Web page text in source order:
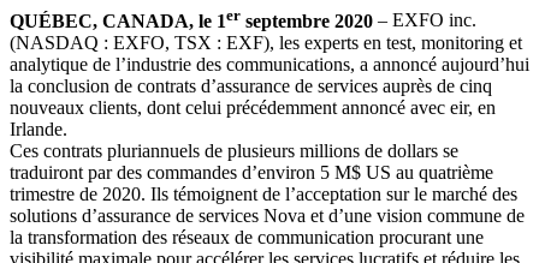
Fournisseurs
QUÉBEC, CANADA, le 1er septembre 2020 – EXFO inc.
(NASDAQ : EXFO, TSX : EXF), les experts en test, monitoring et
analytique de l’industrie des communications, a annoncé aujourd’hui
la conclusion de contrats d’assurance de services auprès de cinq
nouveaux clients, dont celui précédemment annoncé avec eir, en
Irlande.
Ces contrats pluriannuels de plusieurs millions de dollars se
traduiront par des commandes d’environ 5 M$ US au quatrième
trimestre de 2020. Ils témoignent de l’acceptation sur le marché des
solutions d’assurance de services Nova et d’une vision commune de
la transformation des réseaux de communication procurant une
visibilité maximale pour accélérer les services lucratifs et réduire les